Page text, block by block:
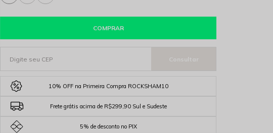
COMPRAR
10% OFF na Primeira Compra ROCKSHAM10
Frete grátis acima de R$299,90 Sul e Sudeste
5% de desconto no PIX